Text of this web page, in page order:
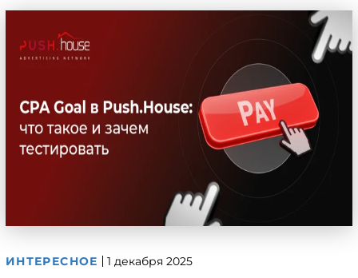
ИНТЕРЕСНОЕ 1 декабря 2025